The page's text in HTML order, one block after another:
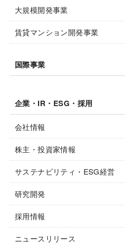
大規模開発事業
賃貸マンション開発事業
国際事業
企業・IR・ESG・採用
会社情報
株主・投資家情報
サステナビリティ・ESG経営
研究開発
採用情報
ニュースリリース